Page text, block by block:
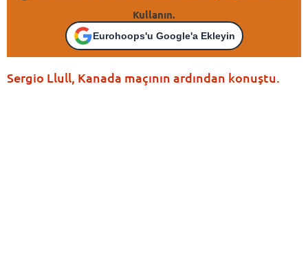
Kullanın.
Eurohoops'u Google'a Ekleyin
Sergio Llull, Kanada maçının ardından konuştu.